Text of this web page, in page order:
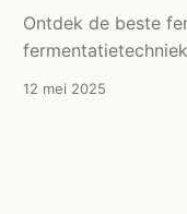
Ontdek de beste
12 mei 2025